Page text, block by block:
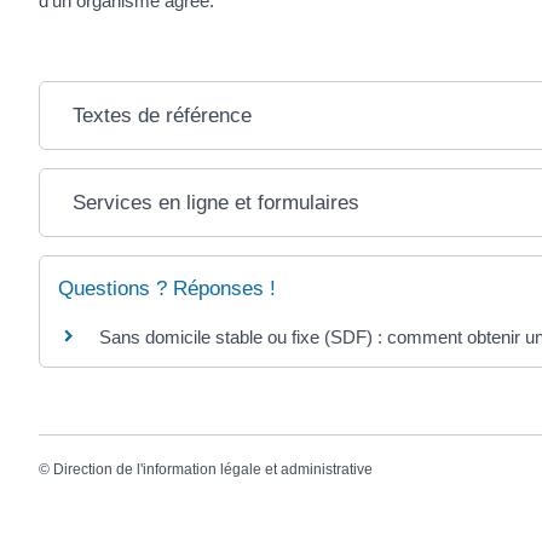
Textes de référence
Services en ligne et formulaires
Questions ? Réponses !
Sans domicile stable ou fixe (SDF) : comment obtenir
© Direction de l'information légale et administrative